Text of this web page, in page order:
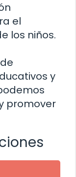
el
los niños.
y
promover